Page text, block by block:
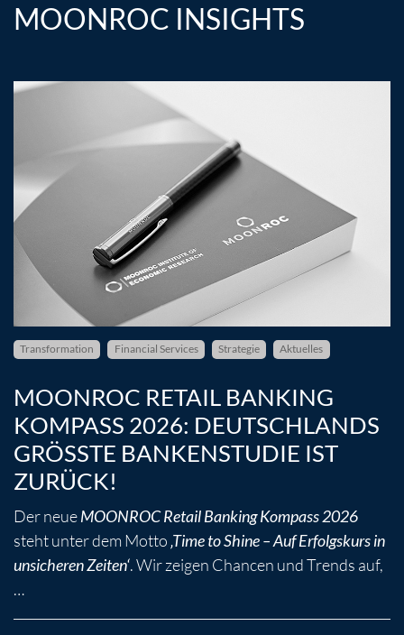
MOONROC INSIGHTS
Transformation Financial Services Strategie Aktuelles
MOONROC RETAIL BANKING
KOMPASS 2026: DEUTSCHLANDS
GRÖSSTE BANKENSTUDIE IST Z
URÜCK!
Der neueMOONROC Retail Banking Kompass 2026
steht unter dem Motto‚Time to Shine – Auf Erfolgskurs in
unsicheren Zeiten‘. Wir zeigen Chancen und Trends auf,
…